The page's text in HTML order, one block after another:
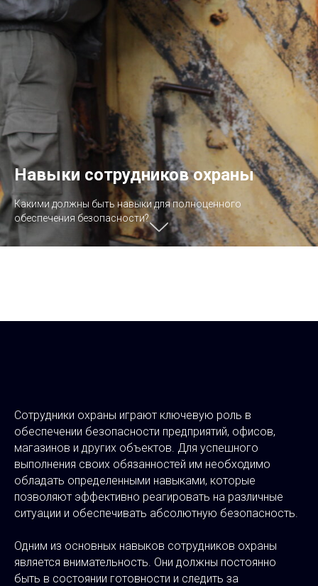
Навыки сотрудников охраны
Какими должны быть навыки для полноценного
обеспечения безопасности?
Сотрудники охраны играют ключевую роль в
обеспечении безопасности предприятий, офисов,
магазинов и других объектов. Для успешного
выполнения своих обязанностей им необходимо
обладать определенными навыками, которые
позволяют эффективно реагировать на различные
ситуации и обеспечивать абсолютную безопасность.
Одним из основных навыков сотрудников охраны
является внимательность. Они должны постоянно
быть в состоянии готовности и следить за